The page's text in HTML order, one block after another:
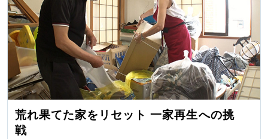
荒れ果てた家をリセット 一家再生への挑
戦